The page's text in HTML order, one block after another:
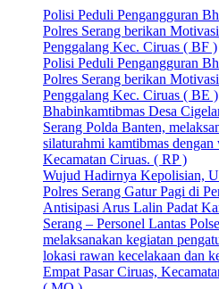
Polisi Peduli Pengangguran
Polres Serang berikan
Penggalang Kec. Ciruas ( BF )
Polisi Peduli Pengangguran
Polres Serang berikan
Penggalang Kec. Ciruas ( BE )
Bhabinkamtibmas Desa
Serang Polda Banten,
silaturahmi kamtibmas
Kecamatan Ciruas. ( RP )
Wujud Hadirnya Kepolisian,
Polres Serang Gatur Pagi di
Antisipasi Arus Lalin Padat
Serang – Personel Lantas
melaksanakan kegiatan
lokasi rawan kecelakaan dan
Empat Pasar Ciruas,